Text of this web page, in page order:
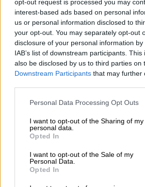
opt-out request is processed you may
interest-based ads based on personal
us or personal information disclosed to
your opt-out. You may separately opt-out
disclosure of your personal information
IAB’s list of downstream participants.
also be disclosed by us to third parties on
Downstream Participants that may further
Please note that this website/app uses
not limited to your visit or usage
grant or deny consent to Google and its
use your data for below specified
consent section.
Personal Data Processing Opt Outs
I want to opt-out of the Sharing of my
personal data.
Opted In
I want to opt-out of the Sale of my
Personal Data.
Opted In
διακοπές με την οικογένειά
γυναίκα και οι δύο κόρες
Ρόδο στις 27 Ιουνίου εκείνης
και, σύμφωνα με το
εκεί ως τις 4 Ιουλίου. Στις 29
την ώρα που η οικογένεια
εστιατόριο του νησιού, ένα
κρέας «έκατσε» στον λαιμό
νιώθοντας έντονη ενόχληση,
αντιμετωπίσει το πρόβλημα
Σύμφωνα με τον ίδιο, παρότι
αναπνεύσει, ήταν αδύνατο να
φορά που προσπαθούσε να
κάτι. Ο Βρετανός